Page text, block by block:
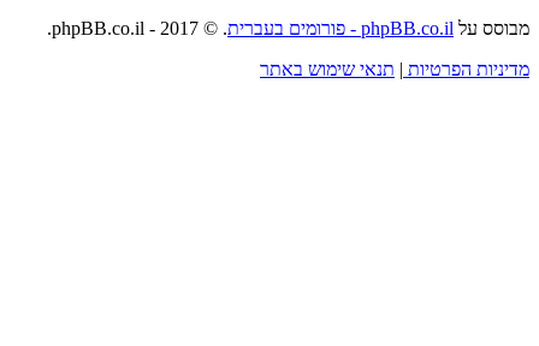
מבוסס על phpBB.co.il - פורומים בעברית
. © 2017 - phpBB.co.il.
מדיניות הפרטיות | תנאי שימוש באתר